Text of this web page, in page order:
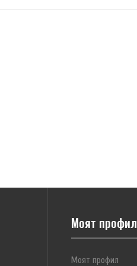
Моят профил
Моят профил